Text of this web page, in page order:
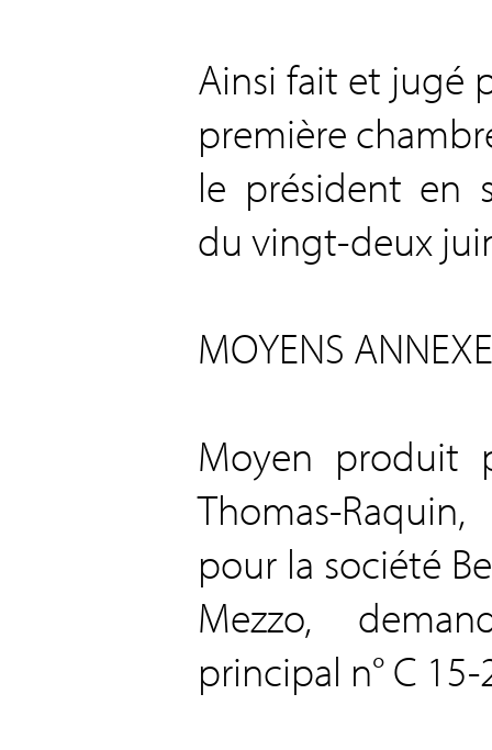
Ainsi fait et jugé
première
le président en
du vingt-deux
MOYENS
Moyen produit
Thomas-
pour la société
Mezzo,
principal n° C